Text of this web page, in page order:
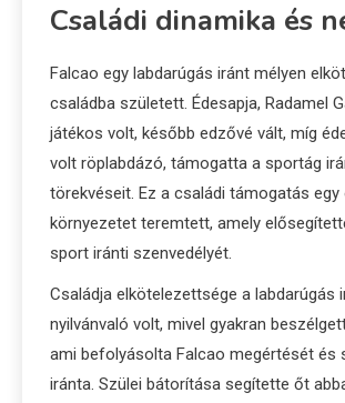
Családi dinamika és
Falcao egy labdarúgás iránt mélyen
családba született. Édesapja, Radamel
játékos volt, később edzővé vált, míg
volt röplabdázó, támogatta a sportág
törekvéseit. Ez a családi támogatás egy
környezetet teremtett, amely
sport iránti szenvedélyét.
Családja elkötelezettsége a labdarúgás
nyilvánvaló volt, mivel gyakran
ami befolyásolta Falcao megértését és
iránta. Szülei bátorítása segítette őt